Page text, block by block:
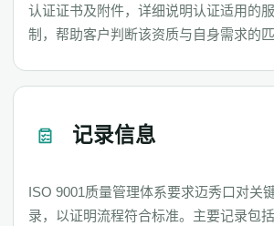
认证证书及附件，详细说明认证适用的
制，帮助客户判断该资质与自身需求的匹
记录信息
ISO 9001质量管理体系要求迈秀口对关
录，以证明流程符合标准。主要记录包